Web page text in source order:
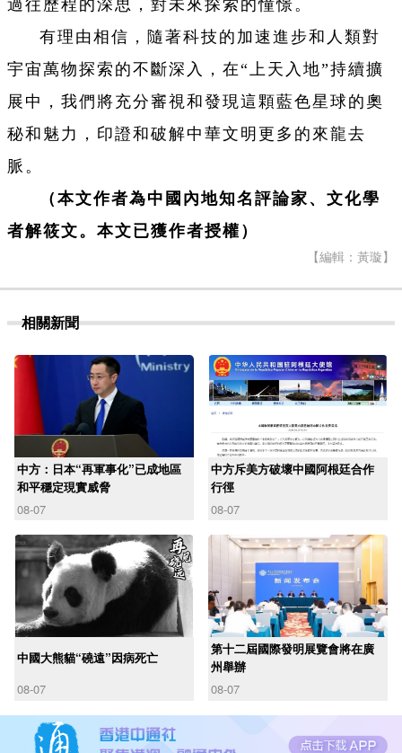
過往歷程的深思，對未來探索的憧憬。
有理由相信，隨著科技的加速進步和人類對
宇宙萬物探索的不斷深入，在“上天入地”持續擴
展中，我們將充分審視和發現這顆藍色星球的奧
秘和魅力，印證和破解中華文明更多的來龍去
脈。
（本文作者為中國內地知名評論家、文化學
者解筱文。本文已獲作者授權）
【編輯：黃璇】
相關新聞
中方：日本“再軍事化”已成地區
和平穩定現實威脅
08-07
中方斥美方破壞中國阿根廷合作
行徑
08-07
中國大熊貓“磽遠”因病死亡
08-07
第十二屆國際發明展覽會將在廣
州舉辦
08-07